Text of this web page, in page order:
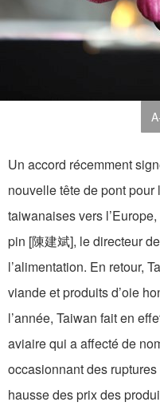
Un accord récemment
nouvelle tête de pont pour
taiwanaises vers
pin [陳建斌], le directeur
l’alimentation. En retour,
viande et produits d’oie
l’année, Taiwan fait en
aviaire qui a affecté de
occasionnant des
hausse des prix des